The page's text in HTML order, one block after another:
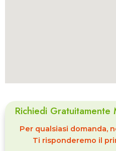
Richiedi
Per qualsiasi domanda,
Ti risponderemo il